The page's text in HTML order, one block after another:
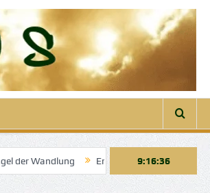
Engelbotschaft heute 22. März 2025: Engel der
9:16:38